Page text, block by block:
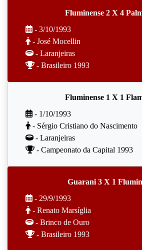
Fluminense 2 X 4
- 3/10/1993
- José Mocellin
- Laranjeiras
- Brasileiro 1993
Fluminense 1 X 1
- 1/10/1993
- Sérgio Cristiano do Nascimento
- Laranjeiras
- Campeonato da Capital 1993
Guarani 3 X 1
- 29/9/1993
- Renato Marsíglia
- Brinco de Ouro
- Brasileiro 1993